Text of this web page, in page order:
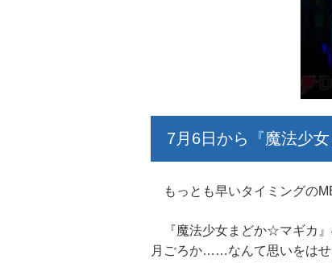
7月6日から『魔法少
もっとも早いタイミングの
『魔法少女まどか☆マギカ』
月ごろか……なんて思いをはせ